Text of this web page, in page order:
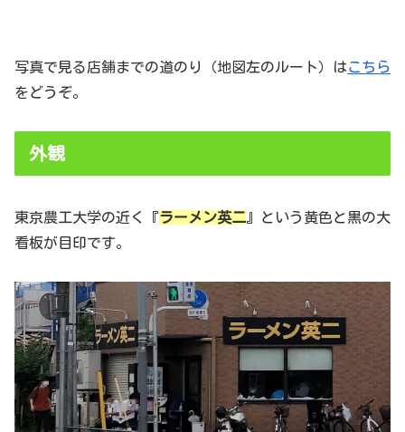
写真で見る店舗までの道のり（地図左のルート）はこちら
をどうぞ。
外観
東京農工大学の近く『ラーメン英二 』という黄色と黒の大
看板が目印です。